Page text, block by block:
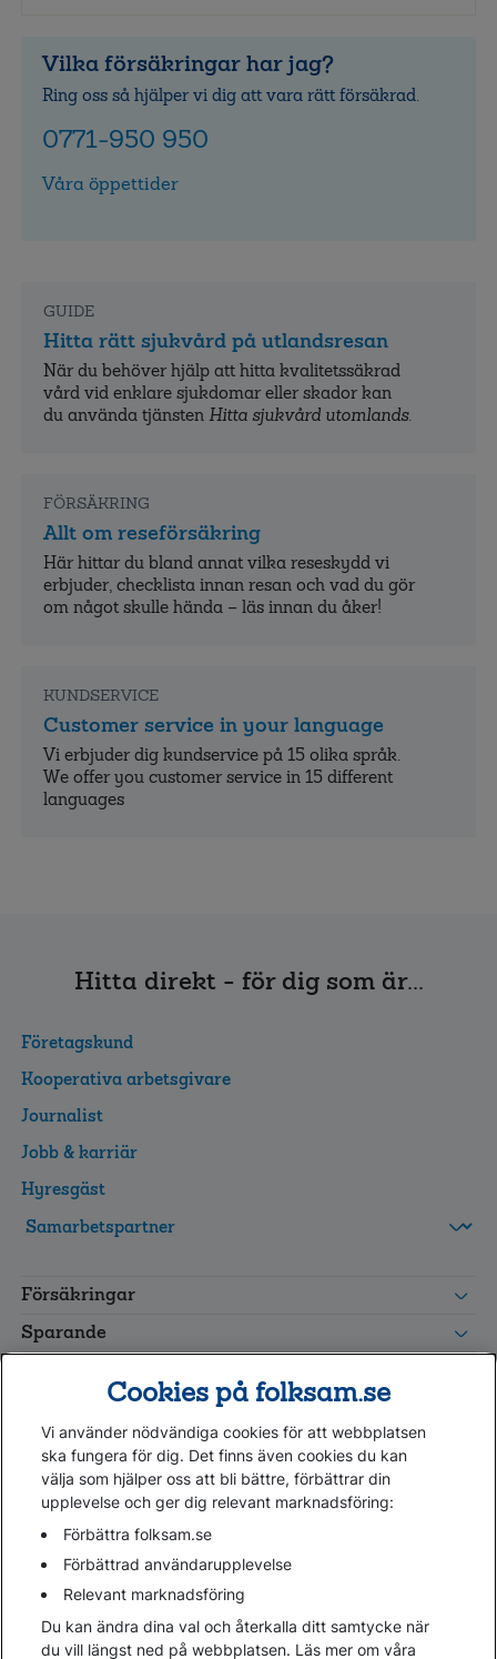
Vilka försäkringar har jag?
Ring oss så hjälper vi dig att vara rätt försäkrad.
0771-950 950
Våra öppettider
GUIDE
Hitta rätt sjukvård på utlandsresan
När du behöver hjälp att hitta kvalitets­säkrad
vård vid enklare sjukdomar eller skador kan
du använda tjänsten Hitta sjukvård utomlands.
FÖRSÄKRING
Allt om reseförsäkring
Här hittar du bland annat vilka reseskydd vi
erbjuder, checklista innan resan och vad du gör
om något skulle hända – läs innan du åker!
KUNDSERVICE
Customer service in your language
Vi erbjuder dig kundservice på 15 olika språk.
We offer you customer service in 15 different
languages
Hitta direkt - för dig som är...
Företagskund
Kooperativa arbetsgivare
Journalist
Jobb & karriär
Hyresgäst
grupp
Leverantörswebb
Försäkringar
Sparande
Kundservice
Hjälp
Webbkarta
Cookies
Hantera cookies
Personuppgifter GDPR
Tillgänglighetsredogörelse
Cookies på folksam.se
Vi använder nödvändiga cookies för att webbplatsen
ska fungera för dig. Det finns även cookies du kan
välja som hjälper oss att bli bättre, förbättrar din
upplevelse och ger dig relevant marknadsföring:
Förbättra folksam.se
Förbättrad användarupplevelse
Relevant marknadsföring
Du kan ändra dina val och återkalla ditt samtycke när
du vill längst ned på webbplatsen. Läs mer om våra